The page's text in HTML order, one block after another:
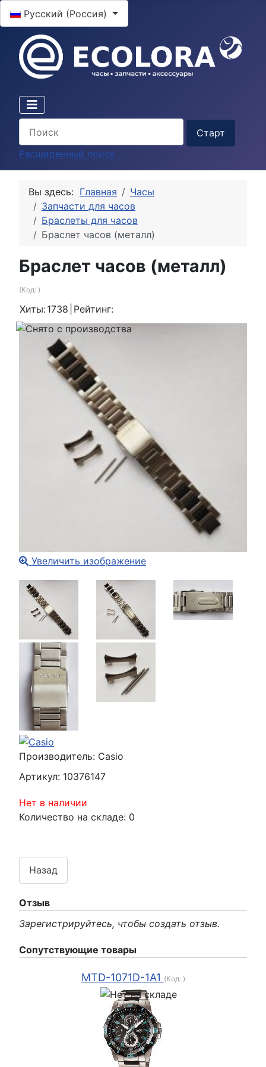
Выберите язык
Русский (Россия)
Расширенный поиск
Вы здесь: Главная
Часы
Запчасти для часов
Браслеты для часов
Браслет часов (металл)
Браслет часов (металл)
(Код: )
Хиты:1738 Рейтинг:
Увеличить изображение
Производитель: Casio
Артикул: 10376147
Нет в наличии
Количество на складе: 0
Отзыв
Зарегистрируйтесь, чтобы создать отзыв.
Сопутствующие товары
MTD-1071D-1A1 (Код: )